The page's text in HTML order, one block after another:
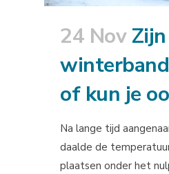
24 Nov Zijn
of kun je
Na lange tijd
daalde de
plaatsen onder het